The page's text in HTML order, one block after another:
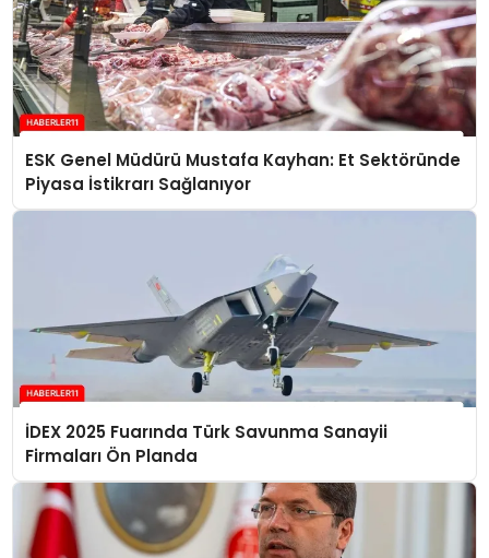
ESK Genel Müdürü Mustafa Kayhan: Et Sektöründe
Piyasa İstikrarı Sağlanıyor
İDEX 2025 Fuarında Türk Savunma Sanayii
Firmaları Ön Planda